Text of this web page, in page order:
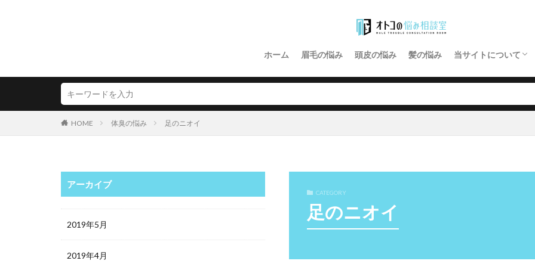
ホーム 眉毛の悩み 頭皮の悩み 髪の悩み 当サイトについて
プライバシーポリ
お問い合わせ
HOME 体臭の悩み 足のニオイ
CATEGORY
足のニオイ
アーカイブ
2019年5月
2019年4月